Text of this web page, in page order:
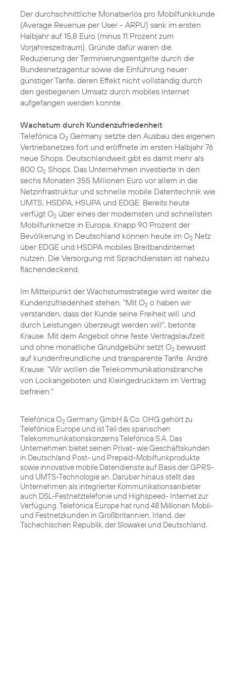
Der durchschnittliche Monatserlös pro Mobilfunkkunde
(Average Revenue per User - ARPU) sank im ersten
Halbjahr auf 15,8 Euro (minus 11 Prozent zum
Vorjahreszeitraum). Gründe dafür waren die
Reduzierung der Terminierungsentgelte durch die
Bundesnetzagentur sowie die Einführung neuer
günstiger Tarife, deren Effekt nicht vollständig durch
den gestiegenen Umsatz durch mobiles Internet
aufgefangen werden konnte.
Wachstum durch Kundenzufriedenheit
Telefónica O2 Germany setzte den Ausbau des eigenen
Vertriebsnetzes fort und eröffnete im ersten Halbjahr 76
neue Shops. Deutschlandweit gibt es damit mehr als
800 O2 Shops. Das Unternehmen investierte in den
sechs Monaten 355 Millionen Euro vor allem in die
Netzinfrastruktur und schnelle mobile Datentechnik wie
UMTS, HSDPA, HSUPA und EDGE. Bereits heute
verfügt O2 über eines der modernsten und schnellsten
Mobilfunknetze in Europa. Knapp 90 Prozent der
Bevölkerung in Deutschland können heute im O2 Netz
über EDGE und HSDPA mobiles Breitbandinternet
nutzen. Die Versorgung mit Sprachdiensten ist nahezu
flächendeckend.
Im Mittelpunkt der Wachstumsstrategie wird weiter die
Kundenzufriedenheit stehen. "Mit O2 o haben wir
verstanden, dass der Kunde seine Freiheit will und
durch Leistungen überzeugt werden will", betonte
Krause. Mit dem Angebot ohne feste Vertragslaufzeit
und ohne monatliche Grundgebühr setzt O2 bewusst
auf kundenfreundliche und transparente Tarife. André
Krause: "Wir wollen die Telekommunikationsbranche
von Lockangeboten und Kleingedrucktem im Vertrag
befreien."
Telefónica O2 Germany GmbH & Co. OHG gehört zu
Telefónica Europe und ist Teil des spanischen
Telekommunikationskonzerns Telefónica S.A. Das
Unternehmen bietet seinen Privat- wie Geschäftskunden
in Deutschland Post- und Prepaid-Mobilfunkprodukte
sowie innovative mobile Datendienste auf Basis der GPRS-
und UMTS-Technologie an. Darüber hinaus stellt das
Unternehmen als integrierter Kommunikationsanbieter
auch DSL-Festnetztelefonie und Highspeed- Internet zur
Verfügung. Telefónica Europe hat rund 48 Millionen Mobil-
und Festnetzkunden in Großbritannien, Irland, der
Tschechischen Republik, der Slowakei und Deutschland.